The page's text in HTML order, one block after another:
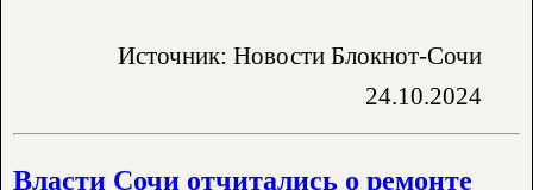
Источник: Новости Блокнот-Сочи
24.10.2024
Власти Сочи отчитались о ремонте